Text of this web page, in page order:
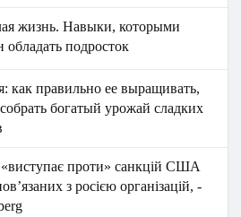
жизнь. Навыки, которыми
обладать подросток
как правильно ее выращивать,
богатый урожай сладких
проти» санкцій США
з росією організацій, -